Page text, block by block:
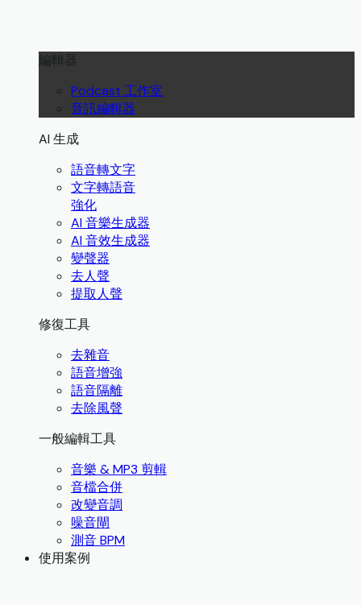
編輯器
Podcast 工作室
音訊編輯器
AI 生成
語音轉文字
文字轉語音
強化
AI 音樂生成器
AI 音效生成器
變聲器
去人聲
提取人聲
修復工具
去雜音
語音增強
語音隔離
去除風聲
一般編輯工具
音樂 & MP3 剪輯
音檔合併
改變音調
噪音閘
測音 BPM
使用案例